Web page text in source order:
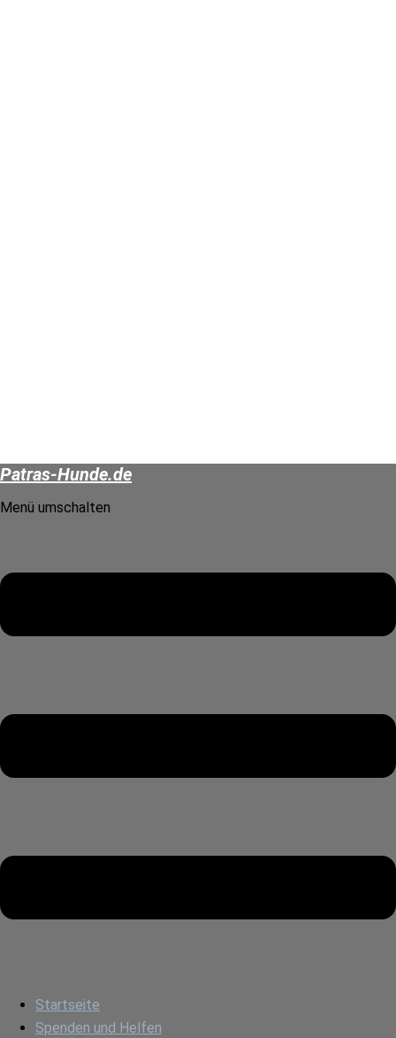
Patras-Hunde.de
Menü umschalten
Startseite
Spenden und Helfen